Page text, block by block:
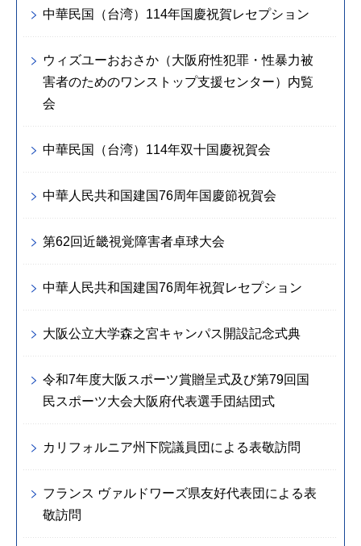
中華民国（台湾）114年国慶祝賀レセプション
ウィズユーおおさか（大阪府性犯罪・性暴力被
害者のためのワンストップ支援センター）内覧
会
中華民国（台湾）114年双十国慶祝賀会
中華人民共和国建国76周年国慶節祝賀会
第62回近畿視覚障害者卓球大会
中華人民共和国建国76周年祝賀レセプション
大阪公立大学森之宮キャンパス開設記念式典
令和7年度大阪スポーツ賞贈呈式及び第79回国
民スポーツ大会大阪府代表選手団結団式
カリフォルニア州下院議員団による表敬訪問
フランス ヴァルドワーズ県友好代表団による表
敬訪問